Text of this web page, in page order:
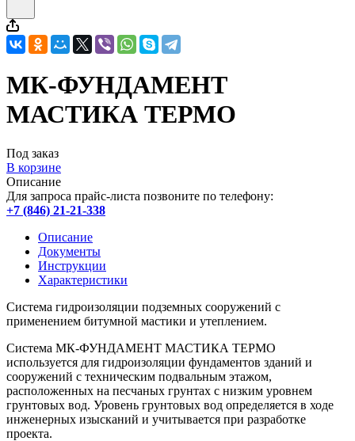
МК-ФУНДАМЕНТ
МАСТИКА ТЕРМО
Под заказ
В корзине
Описание
Для запроса прайс-листа позвоните по телефону:
+7 (846) 21-21-338
Описание
Документы
Инструкции
Характеристики
Система гидроизоляции подземных сооружений с
применением битумной мастики и утеплением.
Система МК-ФУНДАМЕНТ МАСТИКА ТЕРМО
используется для гидроизоляции фундаментов зданий и
сооружений с техническим подвальным этажом,
расположенных на песчаных грунтах с низким уровнем
грунтовых вод. Уровень грунтовых вод определяется в ходе
инженерных изысканий и учитывается при разработке
проекта.